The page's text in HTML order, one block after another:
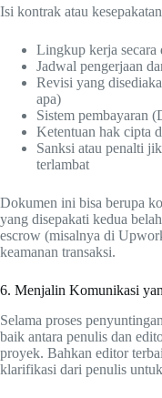
Isi kontrak atau
Lingkup kerja secara
Jadwal pengerjaan
Revisi yang
apa)
Sistem pembayaran
Ketentuan hak cipta
Sanksi atau penalti
terlambat
Dokumen ini bisa berupa
yang disepakati kedua
escrow (misalnya di
keamanan transaksi.
6. Menjalin Komunikasi
Selama proses
baik antara penulis dan
proyek. Bahkan editor
klarifikasi dari penulis